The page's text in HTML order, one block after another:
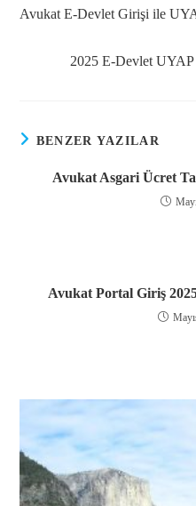
Avukat E-Devlet Girişi ile
2025 E-Devlet UYAP
BENZER YAZILAR
Avukat Asgari Ücret
Avukat Portal Giriş